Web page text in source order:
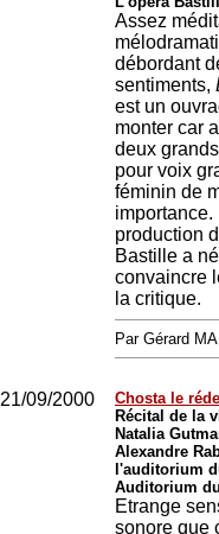
Assez
débordant
sentiments,
est un
monter car
deux
pour voix
féminin de
production
Bastille a
convaincre
la critique.
Par Gérard
21/09/2000
Chosta le
Récital de la
Natalia
Alexandre
l'auditorium
Auditorium
Etrange
sonore que